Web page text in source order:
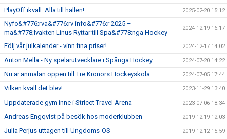
PlayOff ikväll. Alla till hallen! 2025-02-20 15:12
Nyfo&#776;rva&#776;rv info&#776;r 2025 –
ma&#778;lvakten Linus Ryttar till Spa&#778;nga Hockey
2024-12-19 16:17
Följ vår julkalender - vinn fina priser! 2024-12-17 14:02
Anton Mella - Ny spelarutvecklare i Spånga Hockey 2024-07-20 14:22
Nu är anmälan öppen till Tre Kronors Hockeyskola 2024-07-05 17:44
Vilken kväll det blev! 2023-11-29 13:40
Uppdaterade gym inne i Stricct Travel Arena 2023-07-06 18:34
Andreas Engqvist på besök hos moderklubben 2019-12-19 12:03
Julia Perjus uttagen till Ungdoms-OS 2019-12-12 15:59